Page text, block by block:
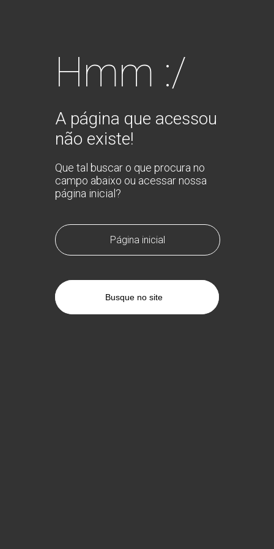
Hmm :/
A página que acessou
não existe!
Que tal buscar o que procura no
campo abaixo ou acessar nossa
página inicial?
Página inicial